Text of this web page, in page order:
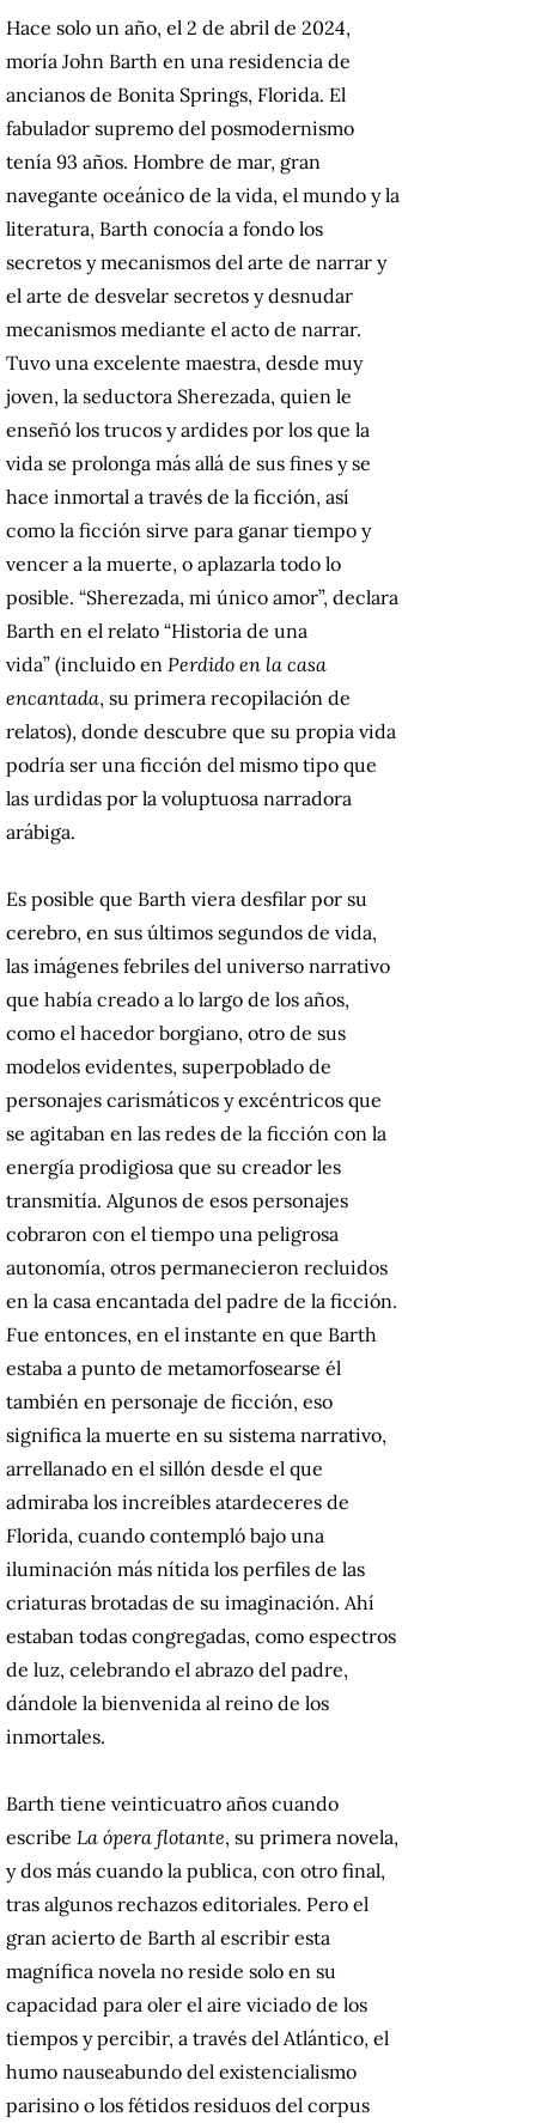
Hace solo un año, el 2 de abril de 2024,
moría John Barth en una residencia de
ancianos de Bonita Springs, Florida. El
fabulador supremo del posmodernismo
tenía 93 años. Hombre de mar, gran
navegante oceánico de la vida, el mundo y la
literatura, Barth conocía a fondo los
secretos y mecanismos del arte de narrar y
el arte de desvelar secretos y desnudar
mecanismos mediante el acto de narrar.
Tuvo una excelente maestra, desde muy
joven, la seductora Sherezada, quien le
enseñó los trucos y ardides por los que la
vida se prolonga más allá de sus fines y se
hace inmortal a través de la ficción, así
como la ficción sirve para ganar tiempo y
vencer a la muerte, o aplazarla todo lo
posible. “Sherezada, mi único amor”, declara
Barth en el relato “Historia de una
vida” (incluido en Perdido en la casa
encantada, su primera recopilación de
relatos), donde descubre que su propia vida
podría ser una ficción del mismo tipo que
las urdidas por la voluptuosa narradora
arábiga.
Es posible que Barth viera desfilar por su
cerebro, en sus últimos segundos de vida,
las imágenes febriles del universo narrativo
que había creado a lo largo de los años,
como el hacedor borgiano, otro de sus
modelos evidentes, superpoblado de
personajes carismáticos y excéntricos que
se agitaban en las redes de la ficción con la
energía prodigiosa que su creador les
transmitía. Algunos de esos personajes
cobraron con el tiempo una peligrosa
autonomía, otros permanecieron recluidos
en la casa encantada del padre de la ficción.
Fue entonces, en el instante en que Barth
estaba a punto de metamorfosearse él
también en personaje de ficción, eso
significa la muerte en su sistema narrativo,
arrellanado en el sillón desde el que
admiraba los increíbles atardeceres de
Florida, cuando contempló bajo una
iluminación más nítida los perfiles de las
criaturas brotadas de su imaginación. Ahí
estaban todas congregadas, como espectros
de luz, celebrando el abrazo del padre,
dándole la bienvenida al reino de los
inmortales.
Barth tiene veinticuatro años cuando
escribe La ópera flotante, su primera novela,
y dos más cuando la publica, con otro final,
tras algunos rechazos editoriales. Pero el
gran acierto de Barth al escribir esta
magnífica novela no reside solo en su
capacidad para oler el aire viciado de los
tiempos y percibir, a través del Atlántico, el
humo nauseabundo del existencialismo
parisino o los fétidos residuos del corpus